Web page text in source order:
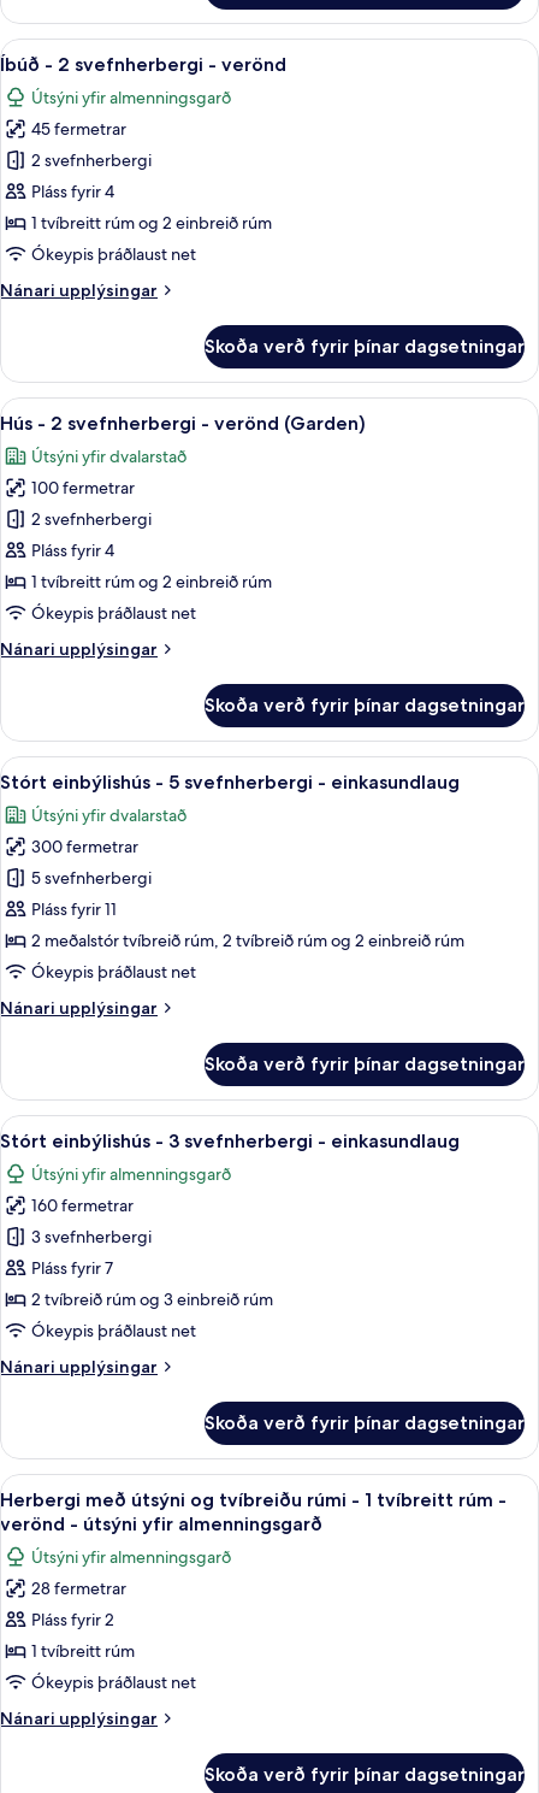
svíta
verönd
Skoða
allar
myndir
fyrir
Íbúð
-
2
svefnherbergi
verönd
Íbúð - 2 svefnherbergi - verönd |
8
Íbúð - 2 svefnherbergi - verönd
Útsýni yfir almenningsgarð
45 fermetrar
2 svefnherbergi
Pláss fyrir 4
1 tvíbreitt rúm og 2 einbreið rúm
Ókeypis þráðlaust net
Nánari upplýsingar
Nánari
-
svefnherbergi
verönd
Skoða verð fyrir þínar dagsetningar
Skoða
allar
myndir
fyrir
Hús
-
2
svefnherbergi
verönd
Hús - 2 svefnherbergi - verönd
11
Hús - 2 svefnherbergi - verönd (Garden)
Útsýni yfir dvalarstað
100 fermetrar
2 svefnherbergi
Pláss fyrir 4
1 tvíbreitt rúm og 2 einbreið rúm
Ókeypis þráðlaust net
Nánari upplýsingar
Nánari
-
svefnherbergi
verönd
(Garden)
Skoða verð fyrir þínar dagsetningar
Skoða
allar
myndir
fyrir
Stórt
einbýlishús
-
5
svefnherbergi
-
Stórt einbýlishús - 5 svefnherbergi -
22
Stórt einbýlishús - 5 svefnherbergi - einkasundlaug
Útsýni yfir dvalarstað
300 fermetrar
5 svefnherbergi
Pláss fyrir 11
2 meðalstór tvíbreið rúm, 2 tvíbreið rúm og 2 einbreið rúm
Ókeypis þráðlaust net
Nánari upplýsingar
Nánari
einbýlishús
5
svefnherbergi
einkasundlaug
Skoða verð fyrir þínar dagsetningar
Skoða
allar
myndir
fyrir
Stórt
einbýlishús
-
3
svefnherbergi
-
Stórt einbýlishús - 3 svefnherbergi -
11
Stórt einbýlishús - 3 svefnherbergi - einkasundlaug
Útsýni yfir almenningsgarð
160 fermetrar
3 svefnherbergi
Pláss fyrir 7
2 tvíbreið rúm og 3 einbreið rúm
Ókeypis þráðlaust net
Nánari upplýsingar
Nánari
einbýlishús
3
svefnherbergi
einkasundlaug
Skoða verð fyrir þínar dagsetningar
Skoða
allar
myndir
fyrir
Herbergi
með
útsýni
og
tvíbreiðu
rúmi
Herbergi með útsýni og tvíbreiðu
5
Herbergi með útsýni og tvíbreiðu rúmi - 1 tvíbreitt rúm -
verönd - útsýni yfir almenningsgarð
Útsýni yfir almenningsgarð
28 fermetrar
Pláss fyrir 2
1 tvíbreitt rúm
Ókeypis þráðlaust net
Nánari upplýsingar
Nánari
Skoða verð fyrir þínar dagsetningar